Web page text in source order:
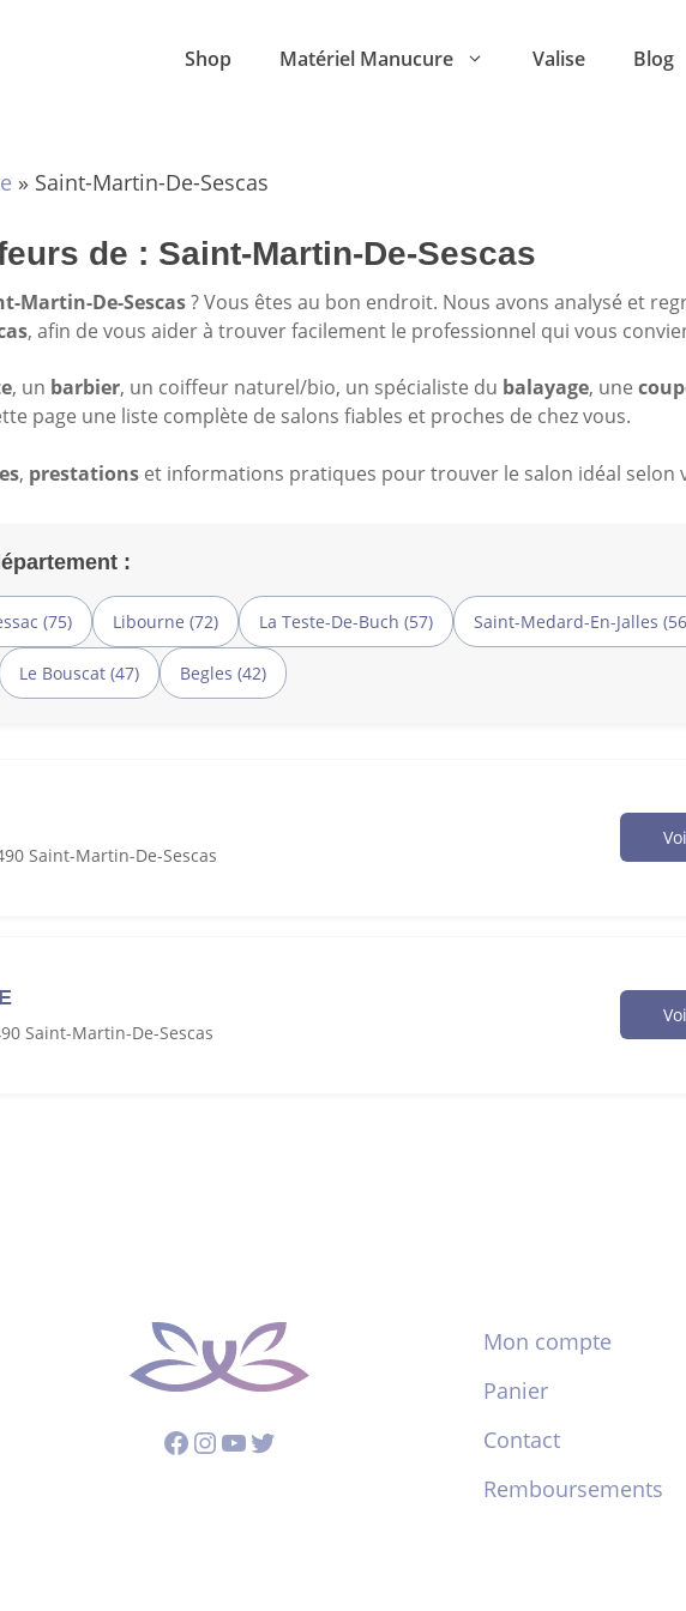
Shop Matériel Manucure Valise Blog
» Saint-Martin-De-Sescas
de : Saint-Martin-De-Sescas
Martin-De-Sescas? Vous êtes au bon endroit. Nous avons analysé et
, afin de vous aider à trouver facilement le professionnel qui vous
, un barbier, un coiffeur naturel/bio, un spécialiste du balayage, une
page une liste complète de salons fiables et proches de chez vous.
, prestations et informations pratiques pour trouver le salon idéal selon
:
(75) Libourne (72) La Teste-De-Buch (57) Saint-Medard-En-Jalles
Le Bouscat (47) Begles (42)
Saint-Martin-De-Sescas
Saint-Martin-De-Sescas
Facebook
Instagram
YouTube
Twitter
Mon compte
Panier
Contact
Remboursements